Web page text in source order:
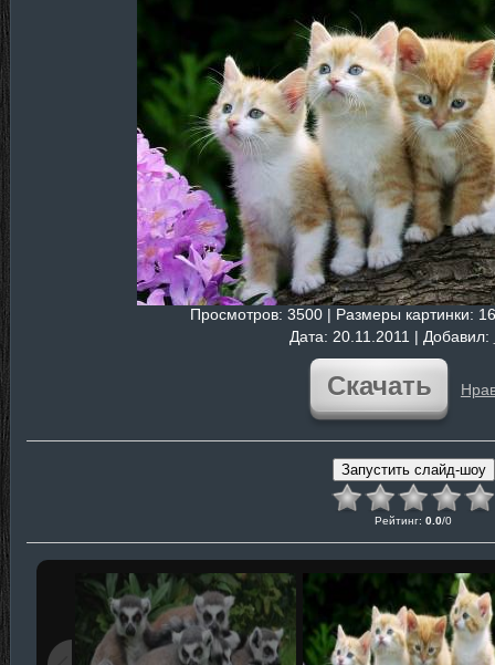
Просмотров: 3500 | Размеры картинки:
Дата: 20.11.2011 | Добавил:
Скачать
Рейтинг: 0.0/0